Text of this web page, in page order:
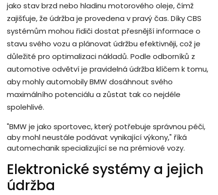
jako stav brzd nebo hladinu motorového oleje, čímž
zajišťuje, že údržba je provedena v pravý čas. Díky CBS
systémům mohou řidiči dostat přesnější informace o
stavu svého vozu a plánovat údržbu efektivněji, což je
důležité pro optimalizaci nákladů. Podle odborníků z
automotive odvětví je pravidelná údržba klíčem k tomu,
aby mohly automobily BMW dosáhnout svého
maximálního potenciálu a zůstat tak co nejdéle
spolehlivé.
"BMW je jako sportovec, který potřebuje správnou péči,
aby mohl neustále podávat vynikající výkony," říká
automechanik specializující se na prémiové vozy.
Elektronické systémy a jejich
údržba